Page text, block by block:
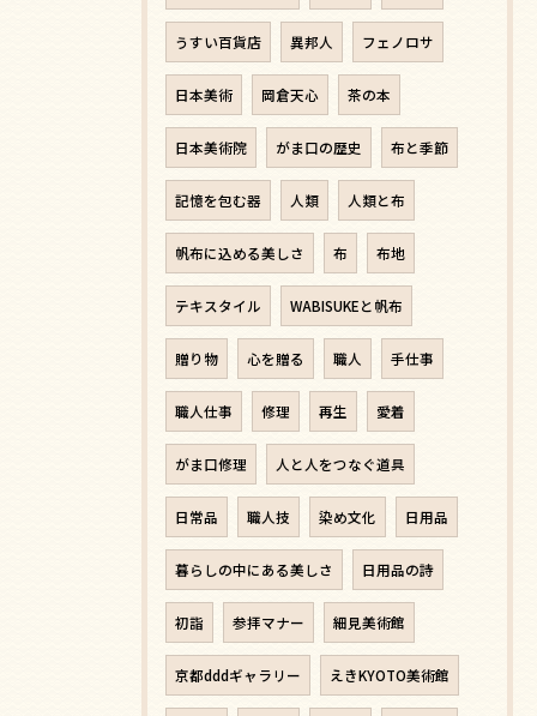
うすい百貨店 異邦人 フェノロサ
日本美術 岡倉天心 茶の本
日本美術院 がま口の歴史 布と季節
記憶を包む器 人類 人類と布
帆布に込める美しさ 布 布地
テキスタイル WABISUKEと帆布
贈り物 心を贈る 職人 手仕事
職人仕事 修理 再生 愛着
がま口修理 人と人をつなぐ道具
日常品 職人技 染め文化 日用品
暮らしの中にある美しさ 日用品の詩
初詣 参拝マナー 細見美術館
京都dddギャラリー えきKYOTO美術館